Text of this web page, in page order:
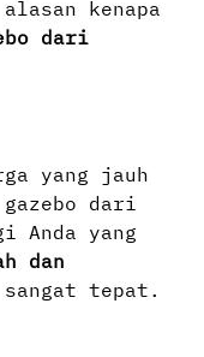
kenapa
dari
yang jauh
dari
Anda yang
dan
tepat.